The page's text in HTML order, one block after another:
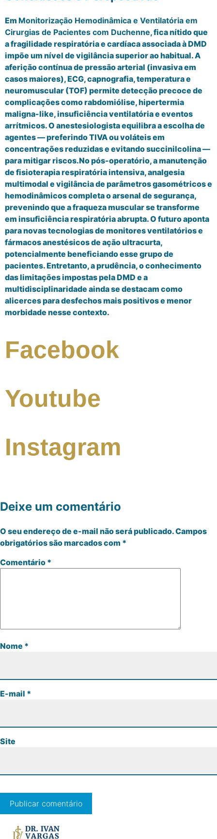
Em Monitorização Hemodinâmica e Ventilatória em
Cirurgias de Pacientes com Duchenne, fica nítido que
a fragilidade respiratória e cardíaca associada à DMD
impõe um nível de vigilância superior ao habitual. A
aferição contínua de pressão arterial (invasiva em
casos maiores), ECG, capnografia, temperatura e
neuromuscular (TOF) permite detecção precoce de
complicações como rabdomiólise, hipertermia
maligna-like, insuficiência ventilatória e eventos
arrítmicos. O anestesiologista equilibra a escolha de
agentes — preferindo TIVA ou voláteis em
concentrações reduzidas e evitando succinilcolina —
para mitigar riscos.No pós-operatório, a manutenção
de fisioterapia respiratória intensiva, analgesia
multimodal e vigilância de parâmetros gasométricos e
hemodinâmicos completa o arsenal de segurança,
prevenindo que a fraqueza muscular se transforme
em insuficiência respiratória abrupta. O futuro aponta
para novas tecnologias de monitores ventilatórios e
fármacos anestésicos de ação ultracurta,
potencialmente beneficiando esse grupo de
pacientes. Entretanto, a prudência, o conhecimento
das limitações impostas pela DMD e a
multidisciplinaridade ainda se destacam como
alicerces para desfechos mais positivos e menor
morbidade nesse contexto.
Facebook
Youtube
Instagram
Deixe um comentário
O seu endereço de e-mail não será publicado.Campos
obrigatórios são marcados com *
Comentário *
Nome *
E-mail *
Site